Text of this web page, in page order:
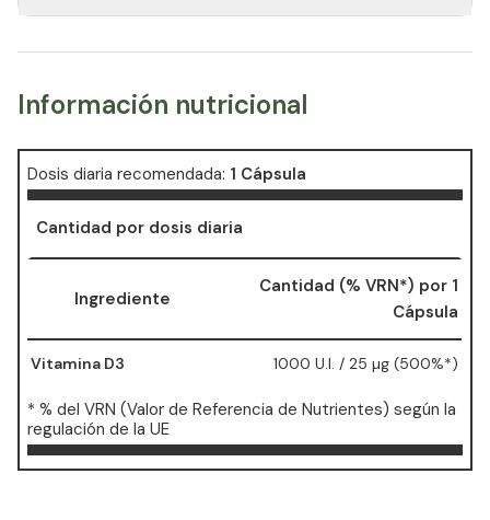
Información nutricional
Dosis diaria recomendada: 1 Cápsula
Cantidad por dosis diaria
Ingrediente
Cantidad (% VRN*) por 1
Cápsula
Vitamina D3 1000 U.I. / 25 µg (500%*)
* % del VRN (Valor de Referencia de Nutrientes) según la
regulación de la UE